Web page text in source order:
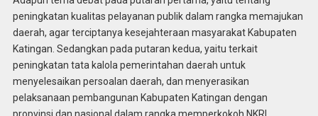
peningkatan kualitas pelayanan publik dalam rangka memajukan
daerah, agar terciptanya kesejahteraan masyarakat Kabupaten
Katingan. Sedangkan pada putaran kedua, yaitu terkait
peningkatan tata kalola pemerintahan daerah untuk
menyelesaikan persoalan daerah, dan menyerasikan
pelaksanaan pembangunan Kabupaten Katingan dengan